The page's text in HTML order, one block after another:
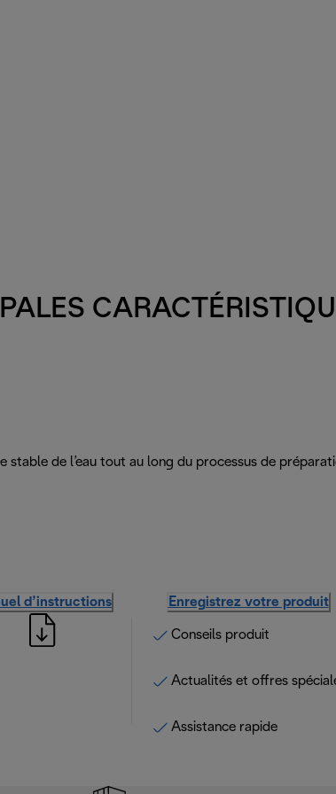
de l’eau tout au long du processus de
d’instructions Enregistrez votre produit
Conseils produit
Actualités et offres
Assistance rapide